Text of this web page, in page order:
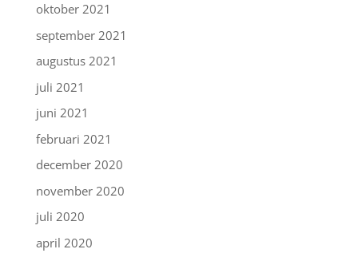
oktober 2021
september 2021
augustus 2021
juli 2021
juni 2021
februari 2021
december 2020
november 2020
juli 2020
april 2020